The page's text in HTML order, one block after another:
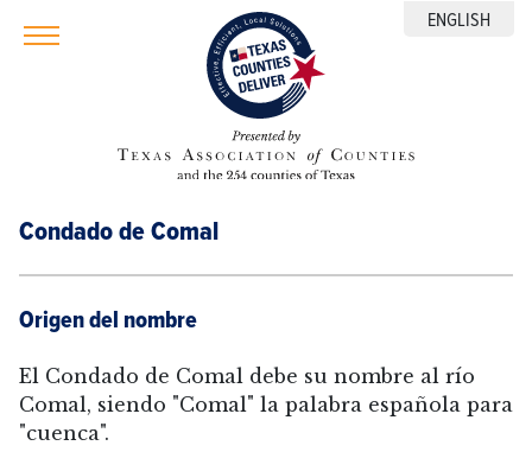
ENGLISH
Condado de Comal
Origen del nombre
El Condado de Comal debe su nombre al río
Comal, siendo "Comal" la palabra española para
"cuenca".